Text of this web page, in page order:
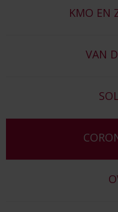
KMO EN
VAN